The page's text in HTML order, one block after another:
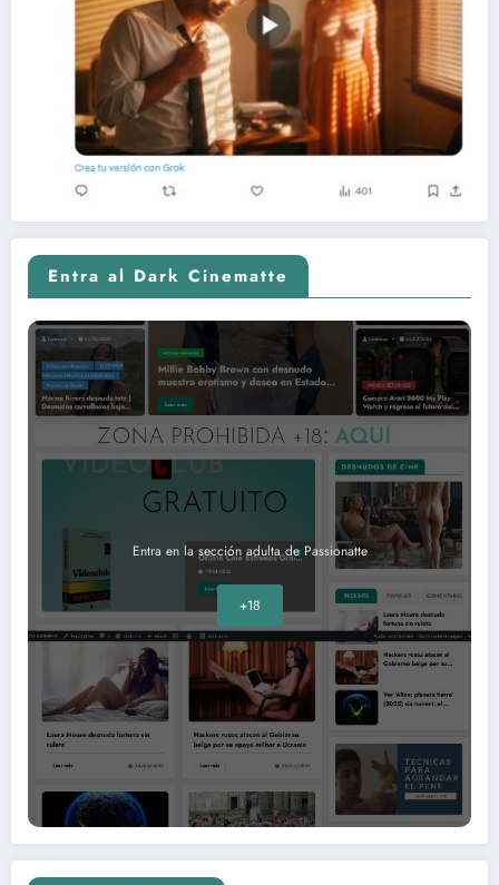
Entra al Dark Cinematte
Entra en la sección adulta de Passionatte
+18